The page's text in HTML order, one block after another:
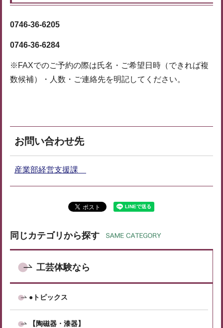
0746-36-6205
0746-36-6284
※FAXでのご予約の際は氏名・ご希望日時（できれば複
数候補）・人数・ご連絡先を明記してください。
お問い合わせ先
産業部経営支援課
同じカテゴリから探す
工芸体験なら
●トピックス
【陶磁器・漆器】